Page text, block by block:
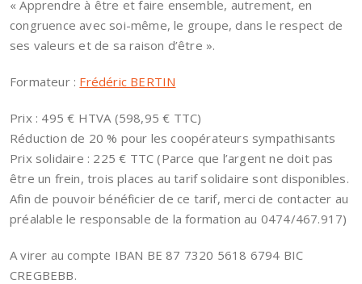
« Apprendre à être et faire ensemble, autrement, en
congruence avec soi-même, le groupe, dans le respect de
ses valeurs et de sa raison d’être ».
Formateur : Frédéric BERTIN
Prix : 495 € HTVA (598,95 € TTC)
Réduction de 20 % pour les coopérateurs sympathisants
Prix solidaire : 225 € TTC (Parce que l’argent ne doit pas
être un frein, trois places au tarif solidaire sont disponibles.
Afin de pouvoir bénéficier de ce tarif, merci de contacter au
préalable le responsable de la formation au 0474/467.917)
A virer au compte IBAN BE 87 7320 5618 6794 BIC
CREGBEBB.